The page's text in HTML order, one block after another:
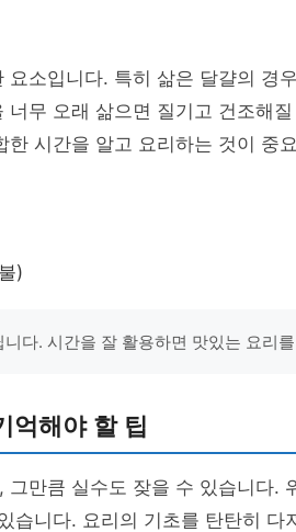
요소입니다. 특히 삶은 달걀의 경
너무 오래 삶으면 질기고 건조해
한 시간을 알고 요리하는 것이 중
)
다. 시간을 잘 활용하면 맛있는 요리
억해야 할 팁
그만큼 실수도 잦을 수 있습니다.
습니다. 요리의 기초를 탄탄히 다